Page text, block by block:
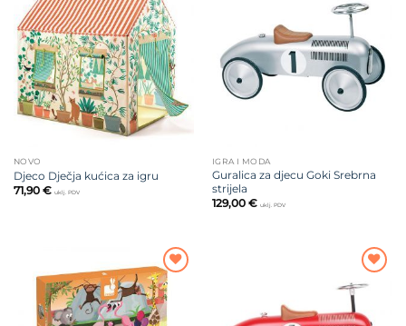
Dodajte
na listu
želja
NOVO
Djeco Dječja kućica za igru
71,90 € uklj. PDV
Dodajte
na listu
IGRA I MODA
Guralica za djecu Goki Srebrna
strijela
129,00 € uklj. PDV
Dodajte
na listu
želja
Dodajte
na listu
želja